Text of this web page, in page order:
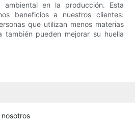
ambiental en la producción. Esta
beneficios a nuestros clientes:
que utilizan menos materias
también pueden mejorar su huella